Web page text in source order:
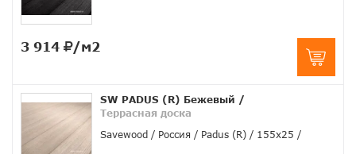
3 914 /м2
SW PADUS (R) Бежевый /
Террасная доска
Savewood
Россия Padus (R) 155х25